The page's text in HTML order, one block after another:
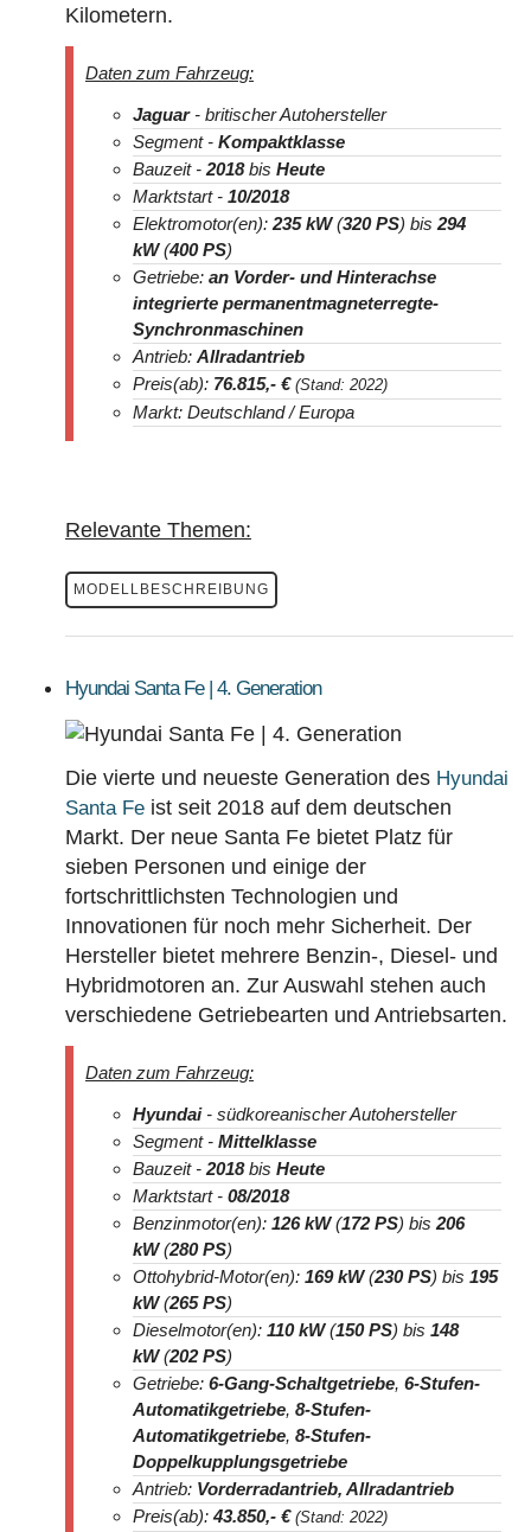
Kilometern.
Daten zum Fahrzeug:
Jaguar- britischer Autohersteller
Segment - Kompaktklasse
Bauzeit - 2018bis Heute
Marktstart - 10/2018
Elektromotor(en): 235 kW(320 PS) bis 294
kW(400 PS)
Getriebe: an Vorder- und Hinterachse
integrierte permanentmagneterregte-
Synchronmaschinen
Antrieb: Allradantrieb
Preis(ab): 76.815,- € (Stand: 2022)
Markt: Deutschland / Europa
Relevante Themen:
MODELLBESCHREIBUNG
Hyundai Santa Fe | 4. Generation
Die vierte und neueste Generation des Hyundai
Santa Fe ist seit 2018 auf dem deutschen
Markt. Der neue Santa Fe bietet Platz für
sieben Personen und einige der
fortschrittlichsten Technologien und
Innovationen für noch mehr Sicherheit. Der
Hersteller bietet mehrere Benzin-, Diesel- und
Hybridmotoren an. Zur Auswahl stehen auch
verschiedene Getriebearten und Antriebsarten.
Daten zum Fahrzeug:
Hyundai- südkoreanischer Autohersteller
Segment - Mittelklasse
Bauzeit - 2018bis Heute
Marktstart - 08/2018
Benzinmotor(en): 126 kW(172 PS) bis 206
kW(280 PS)
Ottohybrid-Motor(en): 169 kW(230 PS) bis 195
kW(265 PS)
Dieselmotor(en): 110 kW(150 PS) bis 148
kW(202 PS)
Getriebe: 6-Gang-Schaltgetriebe, 6-Stufen-
Automatikgetriebe, 8-Stufen-
Automatikgetriebe, 8-Stufen-
Doppelkupplungsgetriebe
Antrieb: Vorderradantrieb, Allradantrieb
Preis(ab):43.850,- € (Stand: 2022)